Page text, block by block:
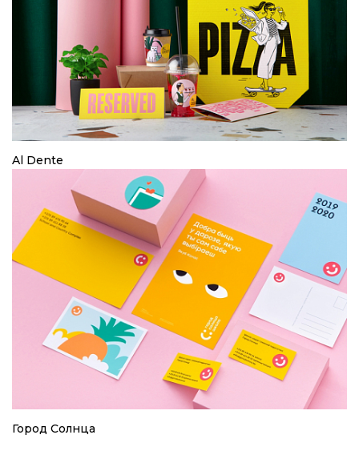
Al Dente
Город Солнца